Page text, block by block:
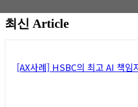
최신 Article
[AX사례] HSBC의 최고 AI 책임